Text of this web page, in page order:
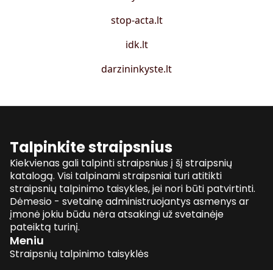
stop-acta.lt
idk.lt
darzininkyste.lt
Talpinkite straipsnius
Kiekvienas gali talpinti straipsnius į šį straipsnių
katalogą. Visi talpinami straipsniai turi atitikti
straipsnių talpinimo taisykles, jei nori būti patvirtinti.
Dėmesio - svetainę administruojantys asmenys ar
įmonė jokiu būdu nėra atsakingi už svetainėje
pateiktą turinį.
Meniu
Straipsnių talpinimo taisyklės